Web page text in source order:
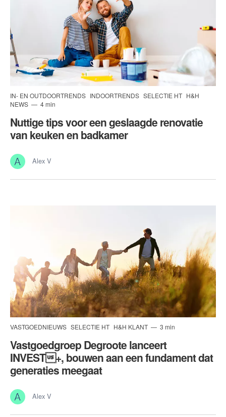
IN- EN OUTDOORTRENDS INDOORTRENDS SELECTIE HT H&H
NEWS
4 min
Nuttige tips voor een geslaagde renovatie
van keuken en badkamer
Alex V
VASTGOEDNIEUWS SELECTIE HT H&H KLANT 3 min
Vastgoedgroep Degroote lanceert
INVEST+, bouwen aan een fundament dat
generaties meegaat
Alex V